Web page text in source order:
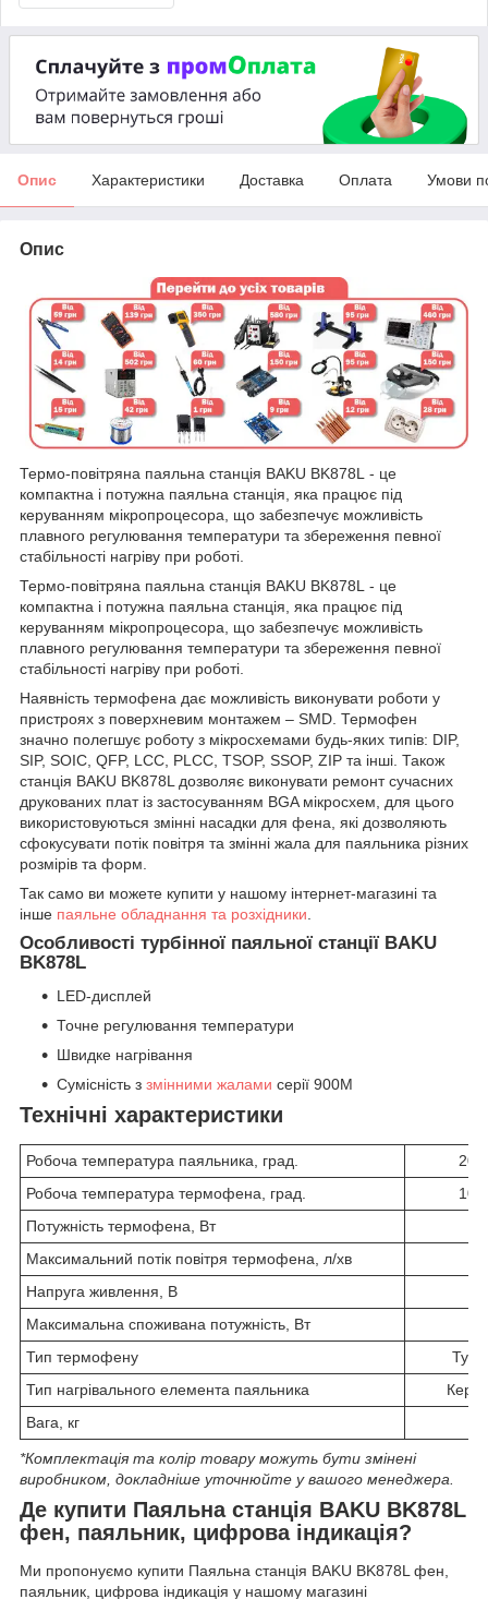
Опис Характеристики Доставка Оплата Умови
Опис
Термо-повітряна паяльна станція BAKU BK878L - це
компактна і потужна паяльна станція, яка працює під
керуванням мікропроцесора, що забезпечує можливість
плавного регулювання температури та збереження певної
стабільності нагріву при роботі.
Термо-повітряна паяльна станція BAKU BK878L - це
компактна і потужна паяльна станція, яка працює під
керуванням мікропроцесора, що забезпечує можливість
плавного регулювання температури та збереження певної
стабільності нагріву при роботі.
Наявність термофена дає можливість виконувати роботи у
пристроях з поверхневим монтажем – SMD. Термофен
значно полегшує роботу з мікросхемами будь-яких типів: DIP,
SIP, SOIC, QFP, LCC, PLCC, TSOP, SSOP, ZIP та інші. Також
станція BAKU BK878L дозволяє виконувати ремонт сучасних
друкованих плат із застосуванням BGA мікросхем, для цього
використовуються змінні насадки для фена, які дозволяють
сфокусувати потік повітря та змінні жала для паяльника різних
розмірів та форм.
Так само ви можете купити у нашому інтернет-магазині та
інше паяльне обладнання та розхідники
Особливості турбінної паяльної станції BAKU
BK878L
LED-дисплей
Точне регулювання температури
Швидке нагрівання
Сумісність з змінними жалами серії 900M
Технічні характеристики
Робоча температура паяльника, град.
Робоча температура термофена, град.
Потужність термофена, Вт
Максимальний потік повітря термофена, л/хв
Напруга живлення, В
Максимальна споживана потужність, Вт
Тип термофену
Тип нагрівального елемента паяльника
Вага, кг
*Комплектація та колір товару можуть бути змінені
виробником, докладніше уточнюйте у вашого менеджера.
Де купити Паяльна станція BAKU BK878L
фен, паяльник, цифрова індикація?
Ми пропонуємо купити Паяльна станція BAKU BK878L фен,
паяльник, цифрова індикація у нашому магазині